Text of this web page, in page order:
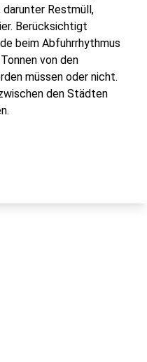
darunter Restmüll,
Berücksichtigt
beim Abfuhrrhythmus
von den
müssen oder nicht.
den Städten